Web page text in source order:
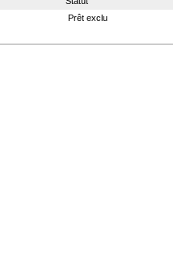
Prêt exclu